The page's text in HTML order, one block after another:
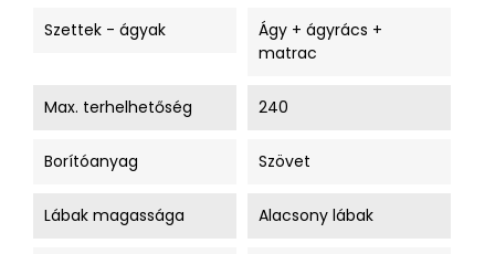
Szettek - ágyak
Ágy + ágyrács +
matrac
Max. terhelhetőség 240
Borítóanyag Szövet
Lábak magassága Alacsony lábak